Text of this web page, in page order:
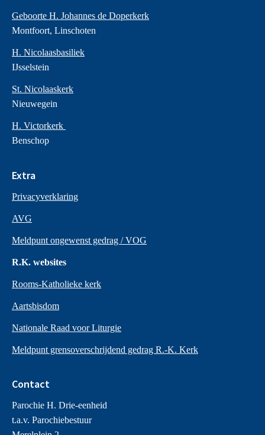
Geboorte H. Johannes de Doperkerk
Montfoort, Linschoten
H. Nicolaasbasiliek
IJsselstein
St. Nicolaaskerk
Nieuwegein
H. Victorkerk
Benschop
Extra
Privacyverklaring
AVG
Meldpunt ongewenst gedrag / VOG
R.K. websites
Rooms-Katholieke kerk
Aartsbisdom
Nationale Raad voor Liturgie
Meldpunt grensoverschrijdend gedrag R.-K. Kerk
Contact
Parochie H. Drie-eenheid
t.a.v. Parochiebestuur